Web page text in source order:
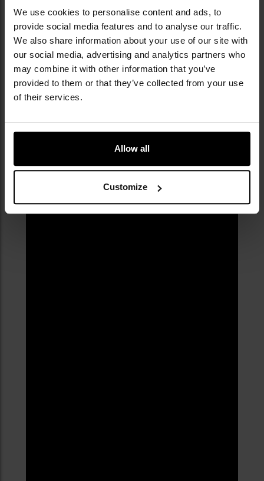
We use cookies to personalise content and ads, to
provide social media features and to analyse our traffic.
We also share information about your use of our site with
our social media, advertising and analytics partners who
may combine it with other information that you’ve
provided to them or that they’ve collected from your use
of their services.
Allow all
Customize
містке основне відділення з органайзером
додаткові кишені, в тому числі прихована для
документів
міцні блискавки YKK
регулювання обхвату в талії 83-119 см
бічні стрічки для кріплення в системі
PALS/MOLLE
Розміри задньої кишені: 17,5 x 13 см
Розміри передньої кишені: 17,5 x 14 см